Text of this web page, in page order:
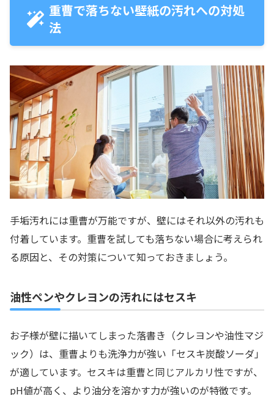
重曹で落ちない壁紙の汚れへの対処
法
手垢汚れには重曹が万能ですが、壁にはそれ以外の汚れも
付着しています。重曹を試しても落ちない場合に考えられ
る原因と、その対策について知っておきましょう。
油性ペンやクレヨンの汚れにはセスキ
お子様が壁に描いてしまった落書き（クレヨンや油性マジ
ック）は、重曹よりも洗浄力が強い「セスキ炭酸ソーダ」
が適しています。セスキは重曹と同じアルカリ性ですが、
pH値が高く、より油分を溶かす力が強いのが特徴です。